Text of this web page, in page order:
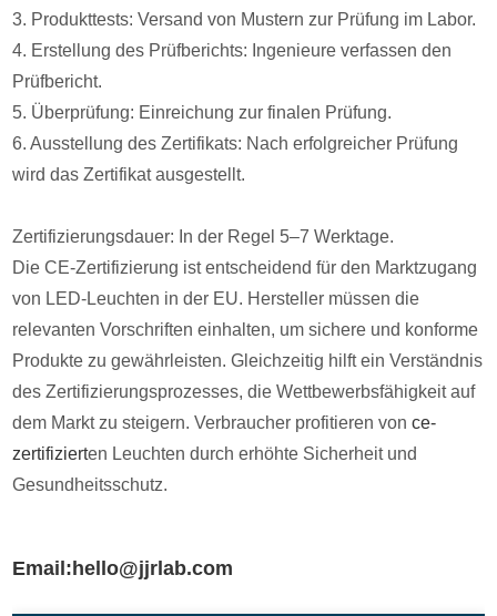
3. Produkttests: Versand von Mustern zur Prüfung im Labor.
4. Erstellung des Prüfberichts: Ingenieure verfassen den
Prüfbericht.
5. Überprüfung: Einreichung zur finalen Prüfung.
6. Ausstellung des Zertifikats: Nach erfolgreicher Prüfung
wird das Zertifikat ausgestellt.
Zertifizierungsdauer: In der Regel 5–7 Werktage.
Die CE-Zertifizierung ist entscheidend für den Marktzugang
von LED-Leuchten in der EU. Hersteller müssen die
relevanten Vorschriften einhalten, um sichere und konforme
Produkte zu gewährleisten. Gleichzeitig hilft ein Verständnis
des Zertifizierungsprozesses, die Wettbewerbsfähigkeit auf
dem Markt zu steigern. Verbraucher profitieren vonce-
zertifizierten Leuchten durch erhöhte Sicherheit und
Gesundheitsschutz.
Email:hello@jjrlab.com